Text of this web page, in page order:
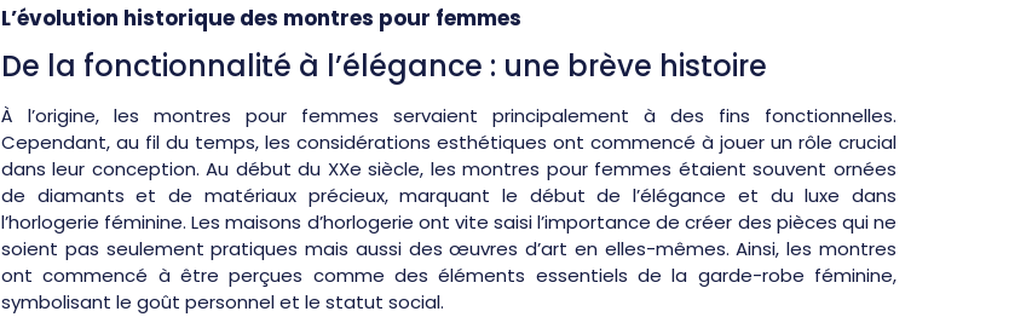
L’évolution historique des montres pour femmes
De la fonctionnalité à l’élégance : une brève histoire
À l’origine, les montres pour femmes servaient principalement à des fins fonctionnelles.
Cependant, au fil du temps, les considérations esthétiques ont commencé à jouer un rôle crucial
dans leur conception. Au début du XXe siècle, les montres pour femmes étaient souvent ornées
de diamants et de matériaux précieux, marquant le début de l’élégance et du luxe dans
l’horlogerie féminine. Les maisons d’horlogerie ont vite saisi l’importance de créer des pièces qui ne
soient pas seulement pratiques mais aussi des œuvres d’art en elles-mêmes. Ainsi, les montres
ont commencé à être perçues comme des éléments essentiels de la garde-robe féminine,
symbolisant le goût personnel et le statut social.